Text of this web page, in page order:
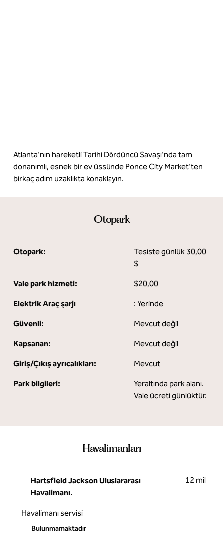
Atlanta'nın hareketli Tarihi Dördüncü Savaşı'nda tam
donanımlı, esnek bir ev üssünde Ponce City Market'ten
birkaç adım uzaklıkta konaklayın.
Otopark
Otopark:
Tesiste günlük 30,00
$
Vale park hizmeti: $20,00
Elektrik Araç şarjı : Yerinde
Güvenli: Mevcut değil
Kapsanan: Mevcut değil
Giriş/Çıkış ayrıcalıkları: Mevcut
Park bilgileri:
Yeraltında park alanı.
Vale ücreti günlüktür.
Havalimanları
Hartsfield Jackson Uluslararası
Havalimanı.
12 mil
Havalimanı servisi
Bulunmamaktadır